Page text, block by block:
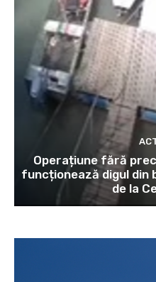
Operațiune fără
funcționează digul din
de la